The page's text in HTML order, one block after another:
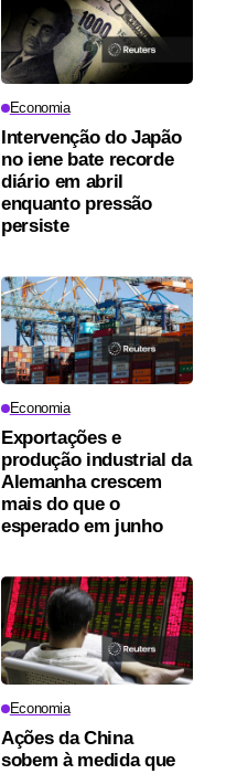
Economia
Intervenção do Japão
no iene bate recorde
diário em abril
enquanto pressão
persiste
Economia
Exportações e
produção industrial da
Alemanha crescem
mais do que o
esperado em junho
Economia
Ações da China
sobem à medida que